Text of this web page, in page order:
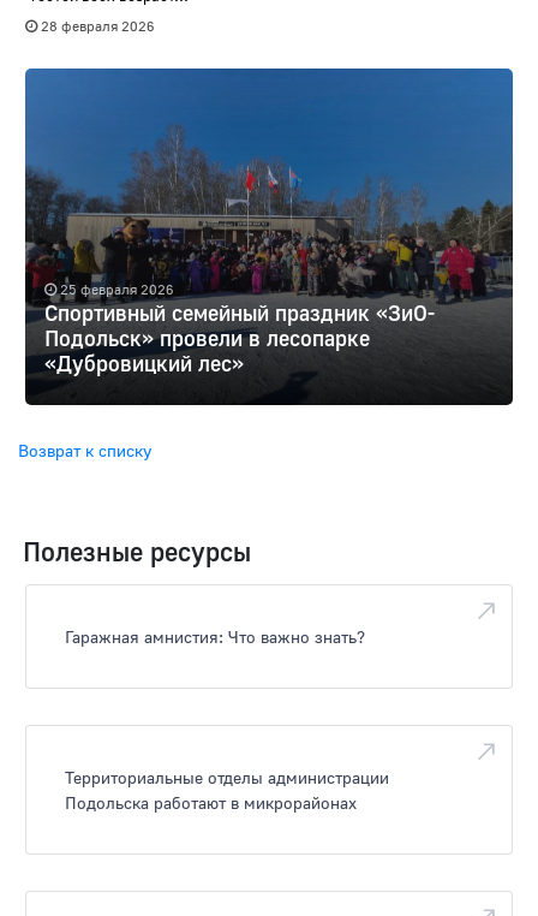
28 февраля 2026
25 февраля 2026
Спортивный семейный праздник «ЗиО-
Подольск» провели в лесопарке
«Дубровицкий лес»
Возврат к списку
Полезные ресурсы
Гаражная амнистия: Что важно знать?
Территориальные отделы администрации
Подольска работают в микрорайонах